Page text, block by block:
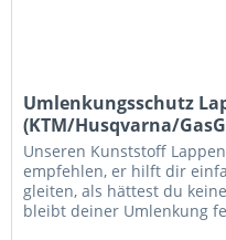
Umlenkungsschutz
(KTM/Husqvarna/
Unseren Kunststoff
empfehlen, er hilft dir
gleiten, als hättest du
bleibt deiner Umlenkung